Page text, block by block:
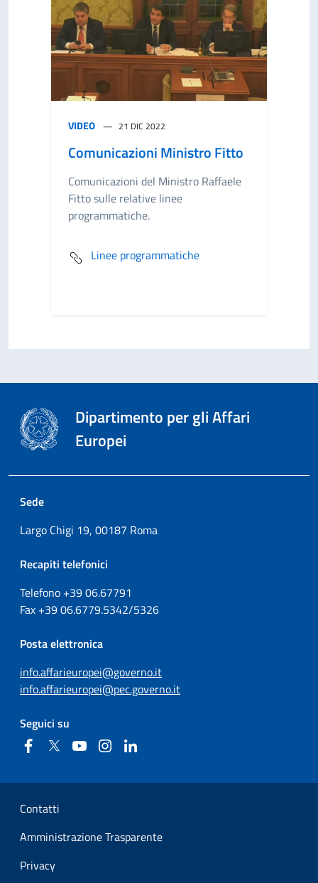
VIDEO 21 DIC 2022
Comunicazioni Ministro Fitto
Comunicazioni del Ministro Raffaele
Fitto sulle relative linee
programmatiche.
Linee programmatiche
Dipartimento per gli Affari
Europei
Sede
Largo Chigi 19, 00187 Roma
Recapiti telefonici
Telefono +3906.67791
Fax +3906.6779.5342/5326
Posta elettronica
info.affarieuropei@governo.it
info.affarieuropei@pec.governo.it
Seguici su
FacebookTwitter YouTubeInstagram
Sezione Link Utili
Contatti
Amministrazione Trasparente
Privacy